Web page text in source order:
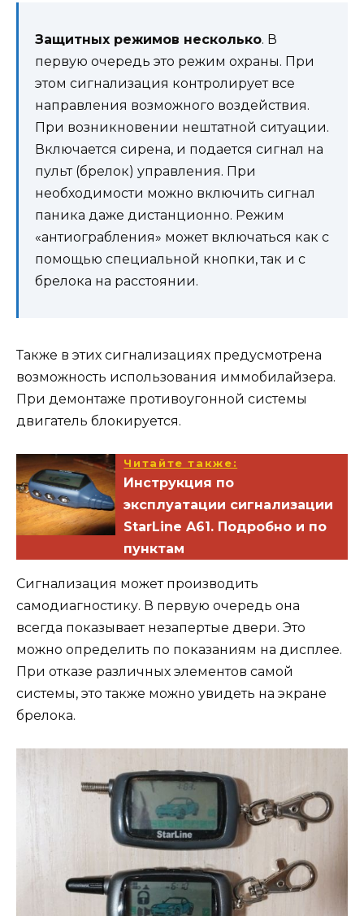
Защитных режимов несколько. В
первую очередь это режим охраны. При
этом сигнализация контролирует все
направления возможного воздействия.
При возникновении нештатной ситуации.
Включается сирена, и подается сигнал на
пульт (брелок) управления. При
необходимости можно включить сигнал
паника даже дистанционно. Режим
«антиограбления» может включаться как с
помощью специальной кнопки, так и с
брелока на расстоянии.
Также в этих сигнализациях предусмотрена
возможность использования иммобилайзера.
При демонтаже противоугонной системы
двигатель блокируется.
Читайте также:
Инструкция по
эксплуатации сигнализации
StarLine A61. Подробно и по
пунктам
Сигнализация может производить
самодиагностику. В первую очередь она
всегда показывает незапертые двери. Это
можно определить по показаниям на дисплее.
При отказе различных элементов самой
системы, это также можно увидеть на экране
брелока.